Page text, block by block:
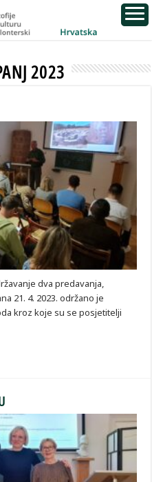
2023
dva predavanja,
21. 4. 2023. održano je
kroz koje su se posjetitelji